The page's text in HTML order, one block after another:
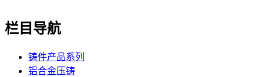
栏目导航
铸件产品系列
铝合金压铸